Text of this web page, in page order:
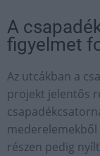
A
figyelmet
Az utcákban a
projekt jelentős
mederelemekből
részen pedig